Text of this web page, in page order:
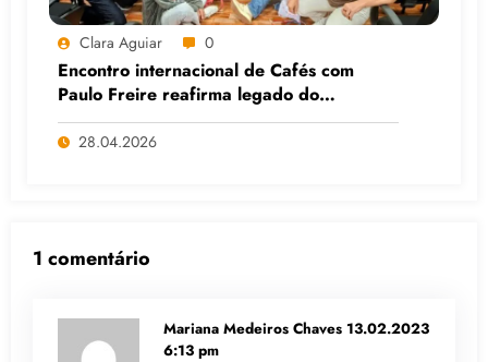
Clara Aguiar 0
Encontro internacional de Cafés com
Paulo Freire reafirma legado do
educador popular
28.04.2026
1 comentário
Mariana Medeiros Chaves 13.02.2023
6:13 pm